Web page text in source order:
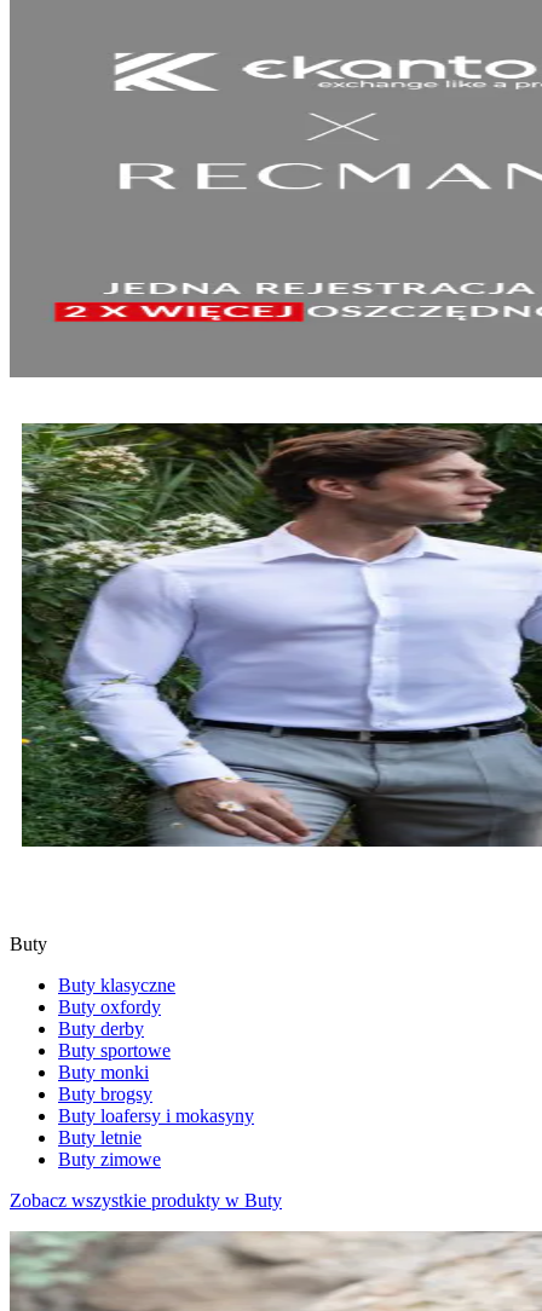
Buty
Buty klasyczne
Buty oxfordy
Buty derby
Buty sportowe
Buty monki
Buty brogsy
Buty loafersy i mokasyny
Buty letnie
Buty zimowe
Zobacz wszystkie produkty w Buty